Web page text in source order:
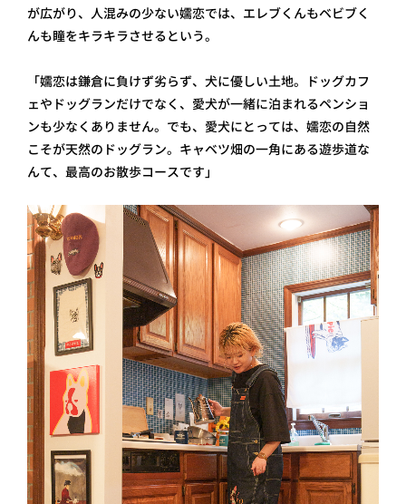
が広がり、人混みの少ない嬬恋では、エレブくんもベビブく
んも瞳をキラキラさせるという。
「嬬恋は鎌倉に負けず劣らず、犬に優しい土地。ドッグカフ
ェやドッグランだけでなく、愛犬が一緒に泊まれるペンショ
ンも少なくありません。でも、愛犬にとっては、嬬恋の自然
こそが天然のドッグラン。キャベツ畑の一角にある遊歩道な
んて、最高のお散歩コースです」